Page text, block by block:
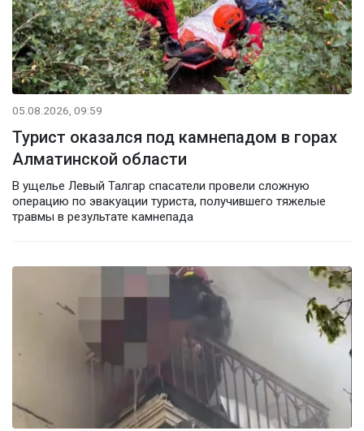
05.08.2026, 09:59
Турист оказался под камнепадом в горах
Алматинской области
В ущелье Левый Талгар спасатели провели сложную
операцию по эвакуации туриста, получившего тяжелые
травмы в результате камнепада